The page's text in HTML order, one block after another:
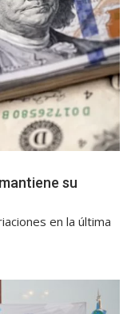
su
en la última